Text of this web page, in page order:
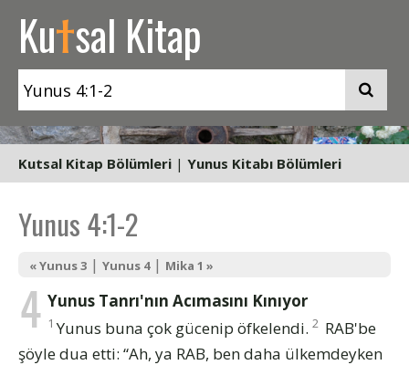
Kutsal Kitap
Kutsal Kitap Bölümleri | Yunus Kitabı Bölümleri
Yunus 4:1-2
« Yunus 3 | Yunus 4| Mika 1 »
4 Yunus Tanrı'nın Acımasını Kınıyor
1 Yunus buna çok gücenip öfkelendi. 2 RAB'be
şöyle dua etti: “Ah, ya RAB, ben daha ülkemdeyken